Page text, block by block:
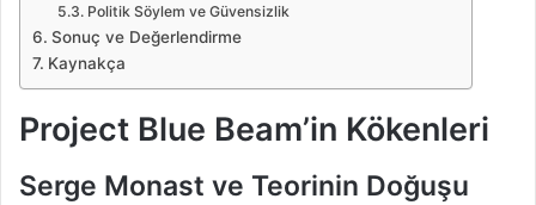
Politik Söylem ve Güvensizlik
Sonuç ve Değerlendirme
Kaynakça
Project Blue Beam’in Kökenleri
Serge Monast ve Teorinin Doğuşu